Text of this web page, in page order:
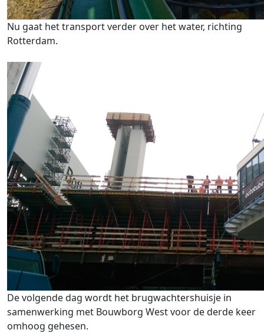
Nu gaat het transport verder over het water, richting
Rotterdam.
De volgende dag wordt het brugwachtershuisje in
samenwerking met Bouwborg West voor de derde keer
omhoog gehesen.